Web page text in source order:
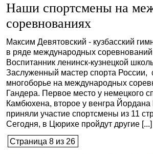
Наши спортсмены на
соревнованиях
Максим Девятовский - кузбасский
в ряде международных
Воспитанник ленинск-кузнецкой
Заслуженный мастер спорта России,
многоборье на международных
Гандера. Первое место у немецкого
Камбюхена, второе у венгра
приняли участие спортсмены из 11
Сегодня, в Цюрихе пройдут другие [...]
Страница 8 из 26